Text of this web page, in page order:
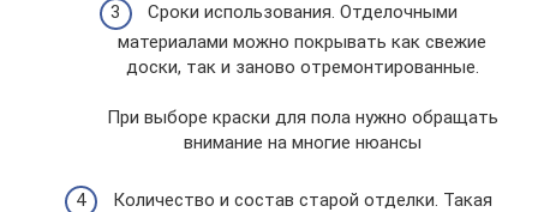
Сроки использования. Отделочными
материалами можно покрывать как свежие
доски, так и заново отремонтированные.
При выборе краски для пола нужно обращать
внимание на многие нюансы
Количество и состав старой отделки. Такая